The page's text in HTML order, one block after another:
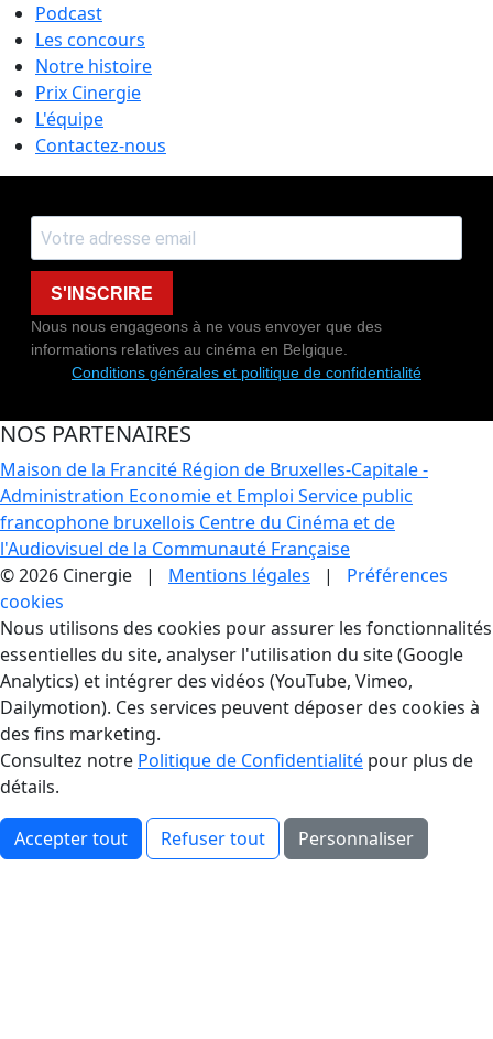
Podcast
Les concours
Notre histoire
Prix Cinergie
L'équipe
Contactez-nous
S'INSCRIRE
Nous nous engageons à ne vous envoyer que des
informations relatives au cinéma en Belgique.
Conditions générales et politique de confidentialité
NOS PARTENAIRES
Maison de la Francité Région de Bruxelles-Capitale -
Administration Economie et Emploi Service public
francophone bruxellois Centre du Cinéma et de
l'Audiovisuel de la Communauté Française
© 2026 Cinergie | Mentions légales | Préférences
cookies
Gestion des Cookies
Nous utilisons des cookies pour assurer les fonctionnalités
essentielles du site, analyser l'utilisation du site (Google
Analytics) et intégrer des vidéos (YouTube, Vimeo,
Dailymotion). Ces services peuvent déposer des cookies à
des fins marketing.
Consultez notre Politique de Confidentialité pour plus de
détails.
Accepter tout Refuser tout Personnaliser